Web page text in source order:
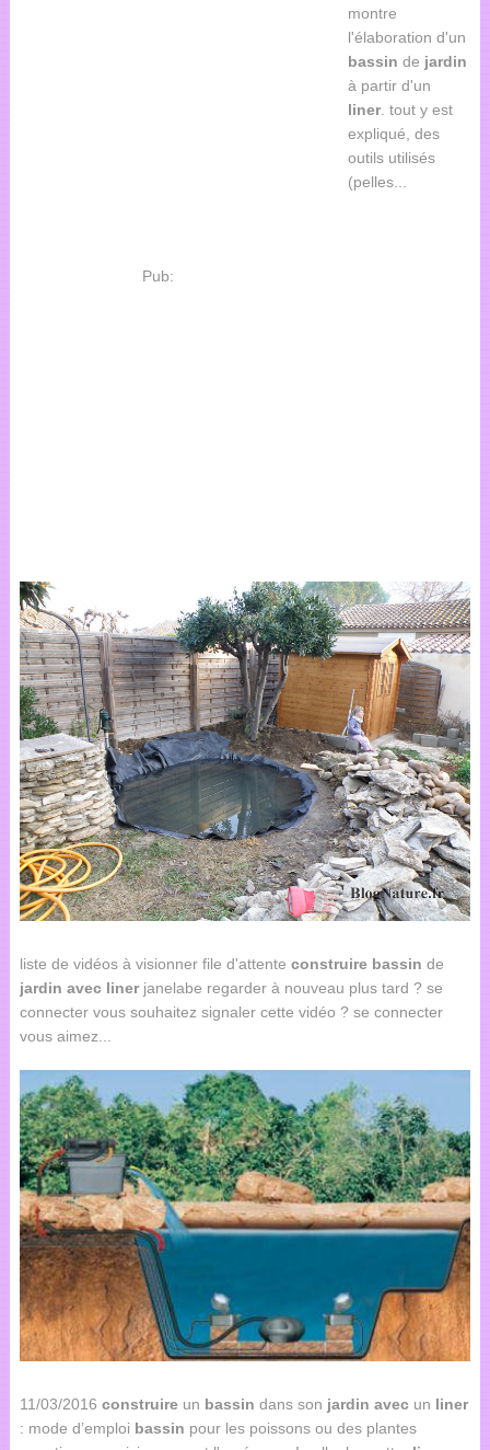
Pub:
montre
l'élaboration d'un
bassin de jardin
à partir d'un
liner. tout y est
expliqué, des
outils utilisés
(pelles...
liste de vidéos à visionner file d'attente construire bassin de
jardin avec linerjanelabe regarder à nouveau plus tard ? se
connecter vous souhaitez signaler cette vidéo ? se connecter
vous aimez...
11/03/2016 construireun bassin dans son jardin avecun liner
: mode d’emploi bassin pour les poissons ou des plantes